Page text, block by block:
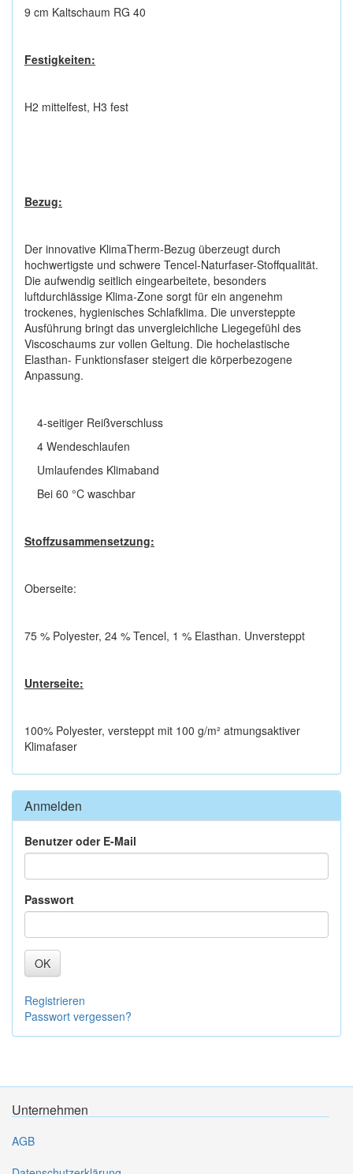
9 cm Kaltschaum RG 40
Festigkeiten:
H2 mittelfest, H3 fest
Bezug:
Der innovative KlimaTherm-Bezug überzeugt durch
hochwertigste und schwere Tencel-Naturfaser-Stoffqualität.
Die aufwendig seitlich eingearbeitete, besonders
luftdurchlässige Klima-Zone sorgt für ein angenehm
trockenes, hygienisches Schlafklima. Die unversteppte
Ausführung bringt das unvergleichliche Liegegefühl des
Viscoschaums zur vollen Geltung. Die hochelastische
Elasthan- Funktionsfaser steigert die körperbezogene
Anpassung.
4-seitiger Reißverschluss
4 Wendeschlaufen
Umlaufendes Klimaband
Bei 60 °C waschbar
Stoffzusammensetzung:
Oberseite:
75 % Polyester, 24 % Tencel, 1 % Elasthan. Unversteppt
Unterseite:
100% Polyester, versteppt mit 100 g/m² atmungsaktiver
Klimafaser
Anmelden
Benutzer oder E-Mail
Passwort
OK
Registrieren
Passwort vergessen?
Unternehmen
AGB